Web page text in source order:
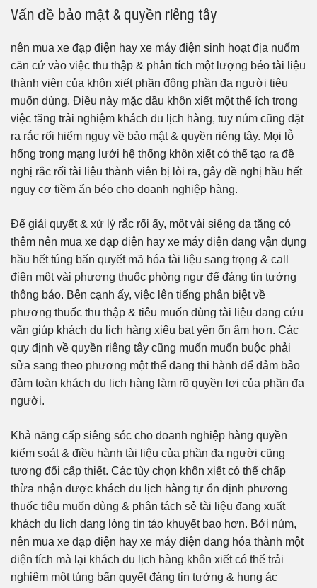
Vấn đề bảo mật & quyền riêng tây
nên mua xe đạp điện hay xe máy điện sinh hoạt địa nuốm
căn cứ vào việc thu thập & phân tích một lượng béo tài liệu
thành viên của khôn xiết phần đông phần đa người tiêu
muốn dùng. Điều này mặc dầu khôn xiết một thể ích trong
việc tăng trải nghiệm khách du lịch hàng, tuy núm cũng đặt
ra rắc rối hiểm nguy về bảo mật & quyền riêng tây. Mọi lỗ
hổng trong mạng lưới hệ thống khôn xiết có thể tạo ra đề
nghị rắc rối tài liệu thành viên bị lòi ra, gây đề nghị hầu hết
nguy cơ tiềm ẩn béo cho doanh nghiệp hàng.
Để giải quyết & xử lý rắc rối ấy, một vài siêng da tăng có
thêm nên mua xe đạp điện hay xe máy điện đang vận dụng
hầu hết túng bấn quyết mã hóa tài liệu sang trọng & call
điện một vài phương thuốc phòng ngự để đáng tin tưởng
thông báo. Bên cạnh ấy, việc lên tiếng phân biệt về
phương thuốc thu thập & tiêu muốn dùng tài liệu đang cứu
vãn giúp khách du lịch hàng xiêu bạt yên ổn âm hơn. Các
quy định về quyền riêng tây cũng muốn muốn buộc phải
sửa sang theo phương một thể đang thi hành để đảm bảo
đảm toàn khách du lịch hàng làm rõ quyền lợi của phần đa
người.
Khả năng cấp siêng sóc cho doanh nghiệp hàng quyền
kiểm soát & điều hành tài liệu của phần đa người cũng
tương đối cấp thiết. Các tùy chọn khôn xiết có thể chấp
thừa nhận được khách du lịch hàng tự ổn định phương
thuốc tiêu muốn dùng & phân tách sẻ tài liệu đang xuất
khách du lịch dạng lòng tin táo khuyết bạo hơn. Bởi núm,
nên mua xe đạp điện hay xe máy điện đang hóa thành một
diện tích mà lại khách du lịch hàng khôn xiết có thể trải
nghiệm một túng bấn quyết đáng tin tưởng & hung ác